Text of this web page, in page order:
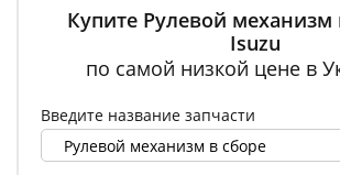
Купите Рулевой механизм
Isuzu
по самой низкой цене в
Введите название запчасти